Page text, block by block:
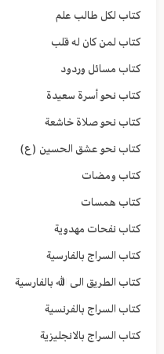
كتاب لكل طالب علم
كتاب لمن كان له قلب
كتاب مسائل وردود
كتاب نحو أسرة سعيدة
كتاب نحو صلاة خاشعة
كتاب نحو عشق الحسين (ع)
كتاب ومضات
كتاب همسات
كتاب نفحات مهدوية
كتاب السراج بالفارسية
كتاب الطريق الى الله بالفارسية
كتاب السراج بالفرنسية
كتاب السراج بالانجليزية